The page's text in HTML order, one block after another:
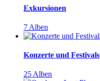
Exkursionen
7 Alben
Konzerte und Festivals
25 Alben